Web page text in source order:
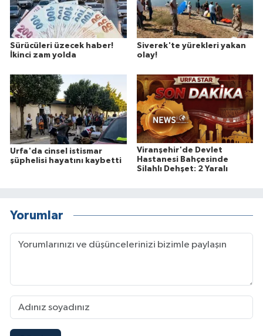
Sürücüleri üzecek haber!
İkinci zam yolda
Siverek'te yürekleri yakan
olay!
Urfa'da cinsel istismar
şüphelisi hayatını kaybetti
Viranşehir'de Devlet
Hastanesi Bahçesinde
Silahlı Dehşet: 2 Yaralı
Yorumlar